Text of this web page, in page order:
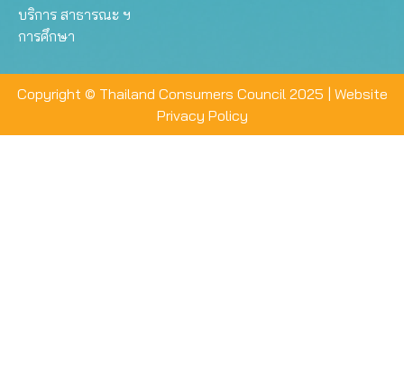
บริการ สาธารณะ ฯ
การศึกษา
Copyright © Thailand Consumers Council 2025 | Website
Privacy Policy